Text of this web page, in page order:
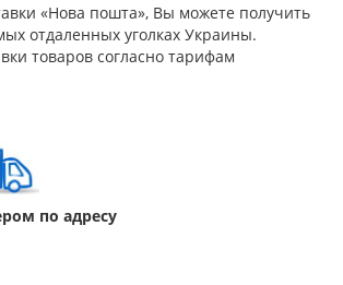
«Нова пошта», Вы можете получить
отдаленных уголках Украины.
товаров согласно тарифам
по адресу